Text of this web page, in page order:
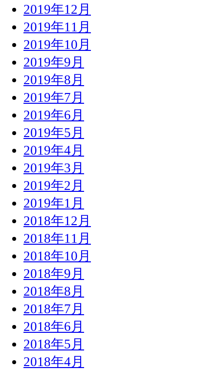
2019年12月
2019年11月
2019年10月
2019年9月
2019年8月
2019年7月
2019年6月
2019年5月
2019年4月
2019年3月
2019年2月
2019年1月
2018年12月
2018年11月
2018年10月
2018年9月
2018年8月
2018年7月
2018年6月
2018年5月
2018年4月